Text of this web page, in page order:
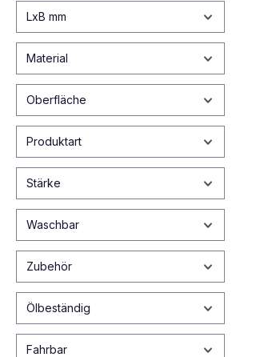
LxB mm
Material
Oberfläche
Produktart
Stärke
Waschbar
Zubehör
Ölbeständig
Fahrbar